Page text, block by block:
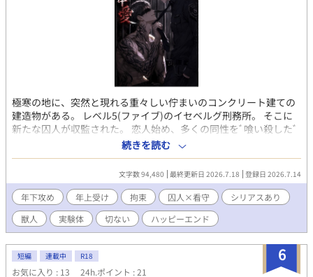
極寒の地に、突然と現れる重々しい佇まいのコンクリート建ての
建造物がある。 レベル5(ファイブ)のイセベルグ刑務所。 そこに
新たな囚人が収監された。 恋人始め、多くの同性をﾞ喰い殺したﾞ
重罪により、死刑が確定しているNo.2313。 これは、盲目であり
悪食の囚人とその彼の秘密を知った口は悪いが真面目な看守と
の… 僅か2ヶ月の話。 ※この作品はフィクションです。 実際の名
前や団体とは関係ありません。 あくまで、作者のフィクションで
あり、ファンタジー要素が含まれた作品としてお楽しみ下さい。
※ほぼ全てのページに 血、暴力、強姦、等が含まれてます。 苦手
な方はお控えください。 〜 登場人物 〜 No.2313 愛称 クゥ 殺人罪
にて死刑が確定してる囚人 年齢 16歳 身長188cm 灰色かかったグ
レーの短髪 看守 No.S-89 愛称 ハク エリアﾞSﾞ専属の看守 年齢 28
歳↑ 身長185cm 前髪長めの短髪の黒髪に 青紫色の瞳を持つ。 口
続きを読む
文字数 94,480 最終更新日 2026.7.18 登録日 2026.7.14
年下攻め 年上受け 拘束 囚人×看守
シリアスあり
獣人
実験体 切ない ハッピーエンド
6
短編 連載中 R18
お気に入り : 13 24h.ポイント : 21